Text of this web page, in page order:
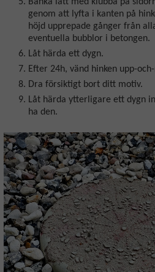
genom att lyfta i kanten på
höjd upprepade gånger från
eventuella bubblor i betongen.
Låt härda ett dygn.
Efter 24h, vänd hinken upp-
Dra försiktigt bort ditt motiv.
Låt härda ytterligare ett dygn
ha den.